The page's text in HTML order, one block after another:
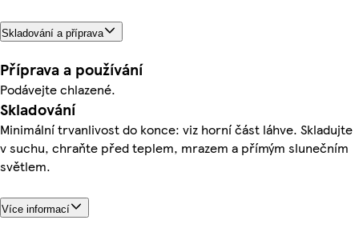
Skladování a příprava
Příprava a používání
Podávejte chlazené.
Skladování
Minimální trvanlivost do konce: viz horní část láhve. Skladujte
v suchu, chraňte před teplem, mrazem a přímým slunečním
světlem.
Více informací